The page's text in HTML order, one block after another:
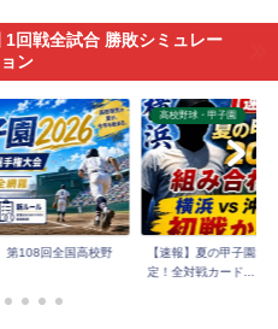
1回戦全試合 勝敗シミュレー
ン
第108回全国高校野
高校野球・甲子園
【速報】夏の甲子園
定！全対戦カード...